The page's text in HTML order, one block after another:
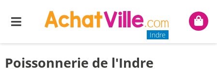
Menu
Indre
Mon
Poissonnerie de l'Indre